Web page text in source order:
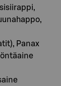
Panax